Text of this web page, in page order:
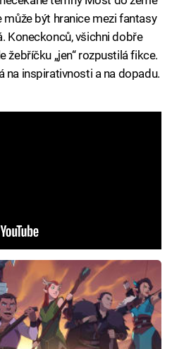
může být hranice mezi fantasy
Koneckonců, všichni dobře
žebříčku „jen“ rozpustilá fikce.
na inspirativnosti a na dopadu.